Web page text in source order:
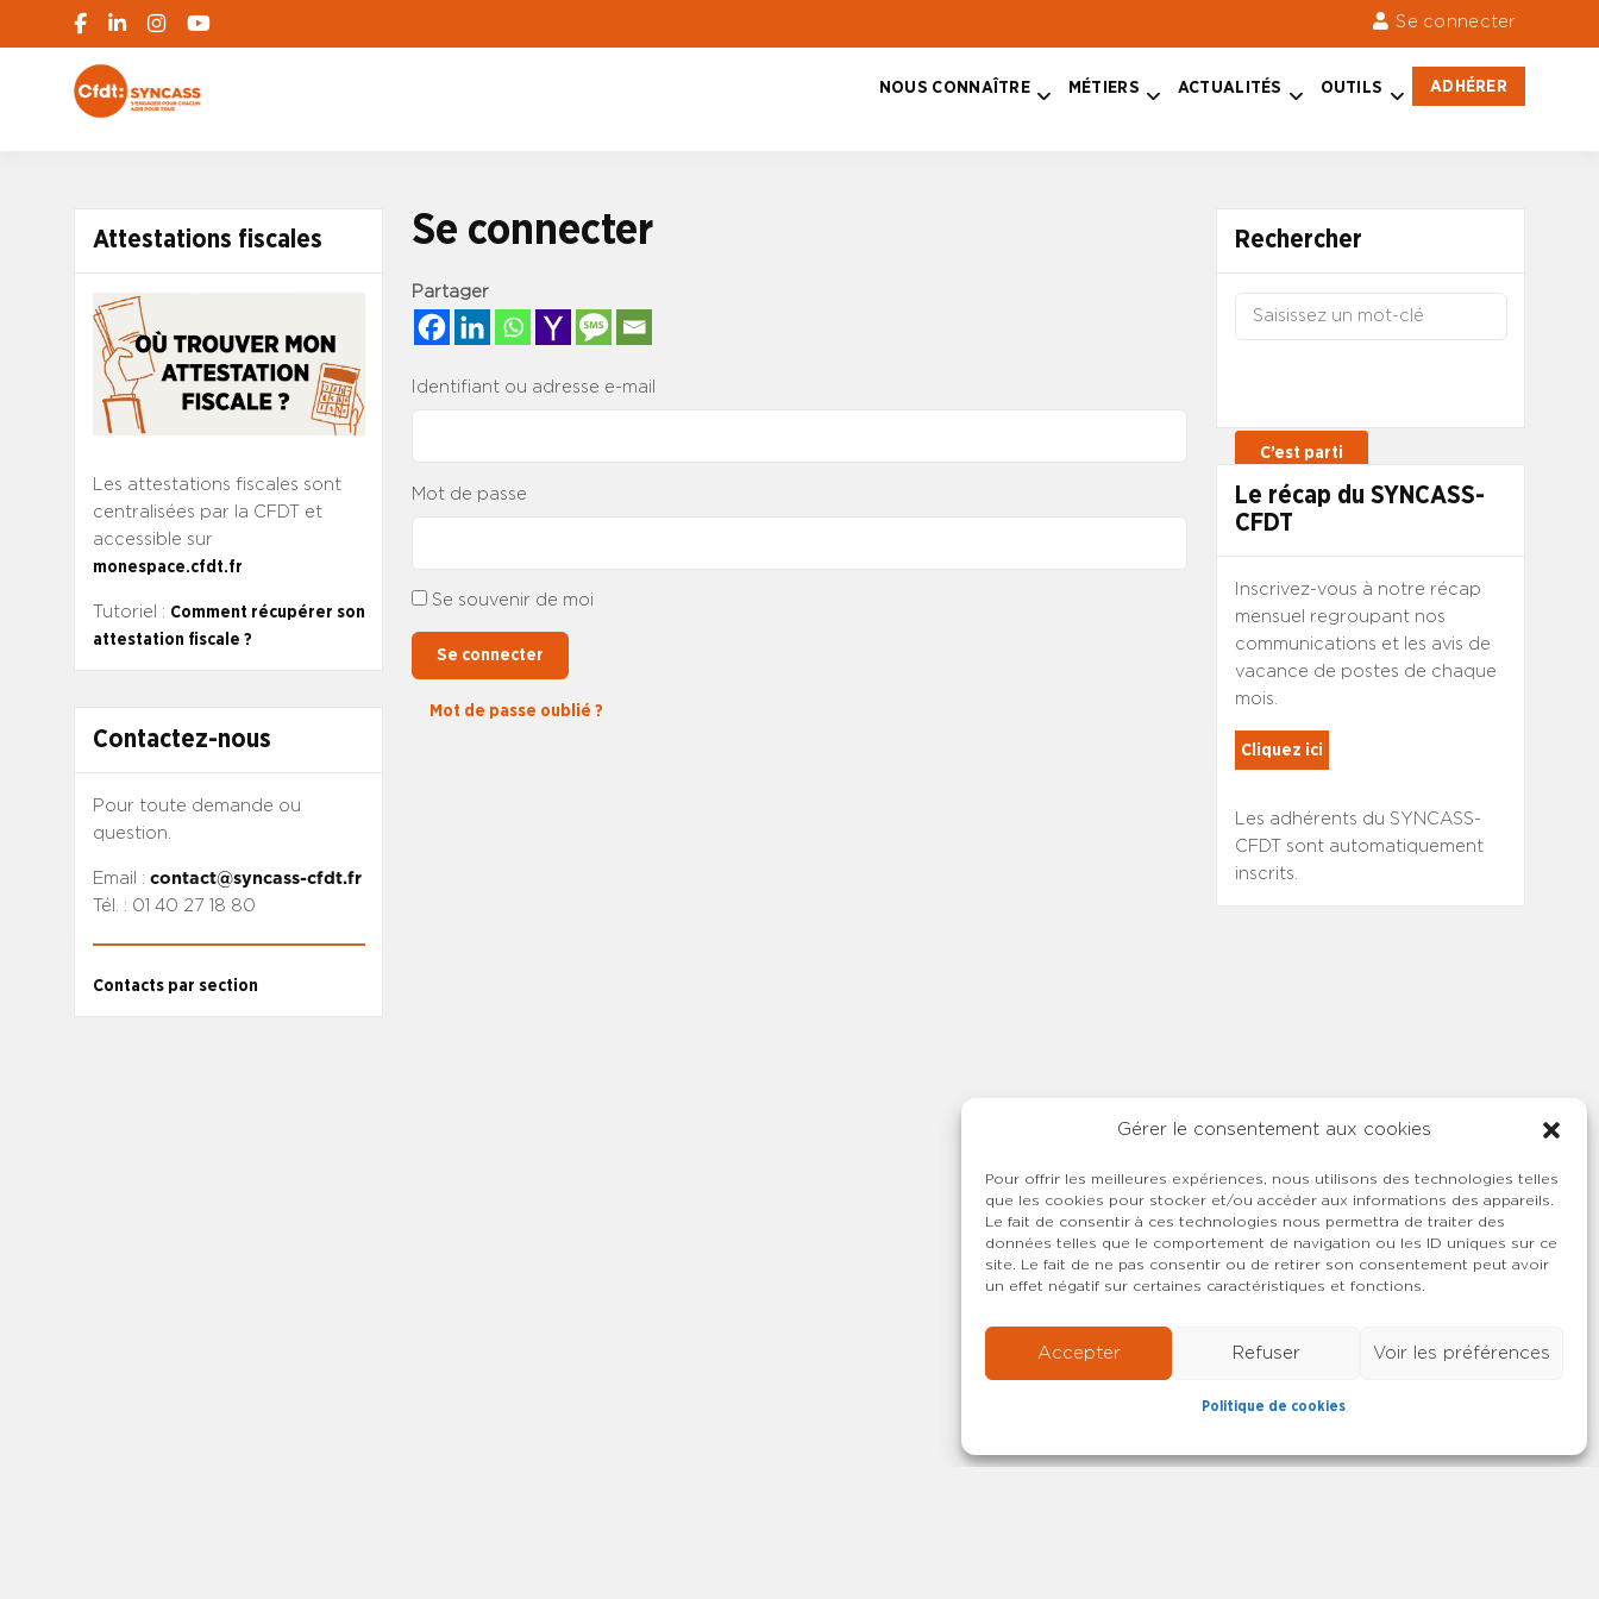
Gérer le consentement aux cookies
Pour offrir les meilleures expériences, nous utilisons des technologies telles
que les cookies pour stocker et/ou accéder aux informations des appareils.
Le fait de consentir à ces technologies nous permettra de traiter des
données telles que le comportement de navigation ou les ID uniques sur ce
site. Le fait de ne pas consentir ou de retirer son consentement peut avoir
un effet négatif sur certaines caractéristiques et fonctions.
Accepter Refuser Voir les préférences
Politique de cookies
Se connecter
NOUS CONNAÎTRE MÉTIERS ACTUALITÉS OUTILS ADHÉRER
Attestations fiscales
Les attestations fiscales sont
centralisées par la CFDT et
accessible sur
monespace.cfdt.fr
Tutoriel : Comment récupérer son
attestation fiscale ?
Contactez-nous
Pour toute demande ou
question.
Email : contact@syncass-cfdt.fr
Tél. : 01 40 27 18 80
Contacts par section
Se connecter
Partager
Identifiant ou adresse e-mail
Mot de passe
Se souvenir de moi
Se connecter
Mot de passe oublié ?
Rechercher
Le récap du SYNCASS-
CFDT
Inscrivez-vous à notre récap
mensuel regroupant nos
communications et les avis de
vacance de postes de chaque
mois.
Cliquez ici
Les adhérents du SYNCASS-
CFDT sont automatiquement
inscrits.